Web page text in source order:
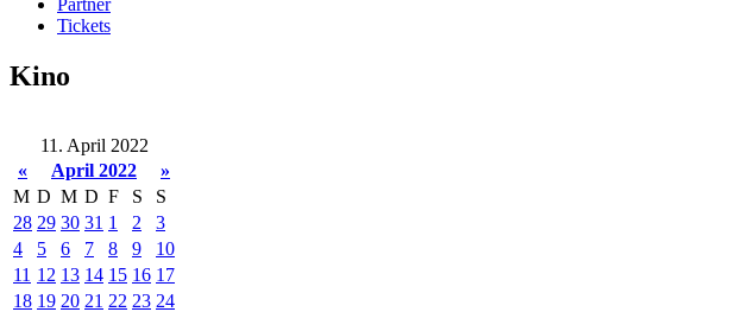
Partner
Tickets
Kino
11. April 2022
«
April 2022
»
M D M D F S
S
28 29 30 31 1 2
3
4
5 6 7 8 9
10
11 12 13 14 15 16 17
18 19 20 21 22 23 24